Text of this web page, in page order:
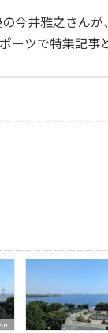
今井雅之さん
ツで特集記事